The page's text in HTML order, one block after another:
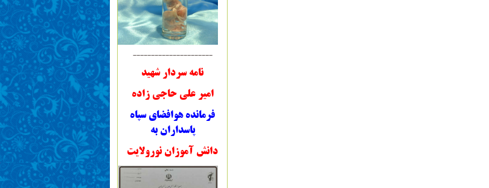
----------------------
نامه سردار شهید
امیر علی حاجی زاده
فرمانده هوافضای سپاه
پاسداران به
دانش آموزان نورولایت